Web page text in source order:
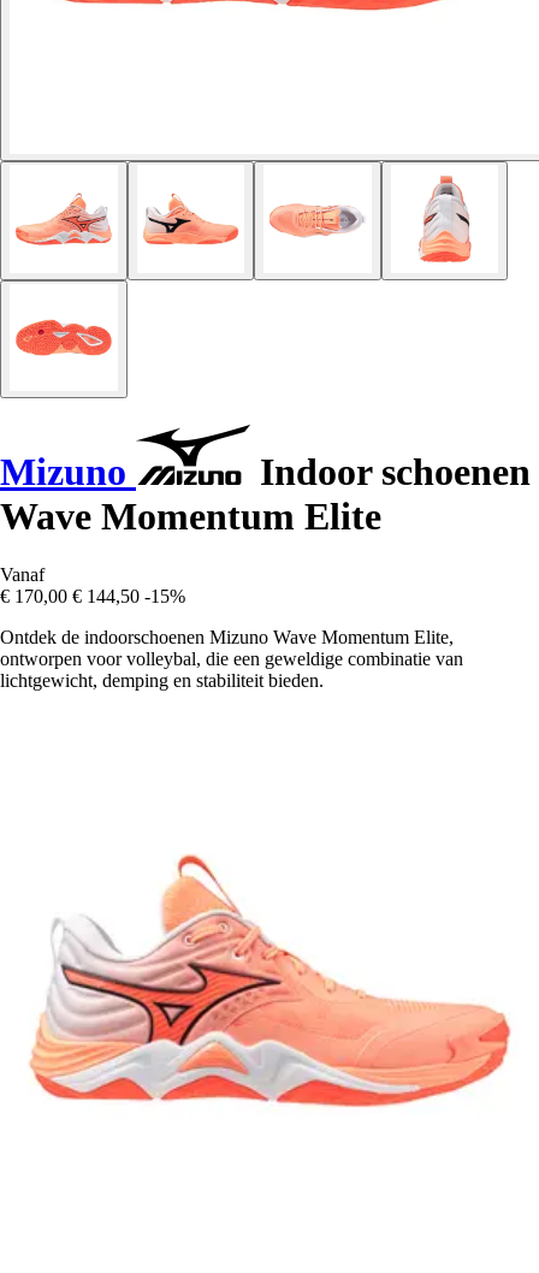
Mizuno
Indoor schoenen
Wave Momentum Elite
Vanaf
€ 170,00 € 144,50 -15%
Ontdek de indoorschoenen Mizuno Wave Momentum Elite,
ontworpen voor volleybal, die een geweldige combinatie van
lichtgewicht, demping en stabiliteit bieden.